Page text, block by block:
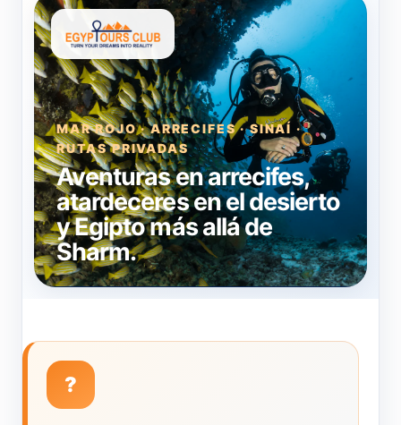
MAR ROJO · ARRECIFES · SINAÍ ·
RUTAS PRIVADAS
Aventuras en arrecifes,
atardeceres en el desierto
y Egipto más allá de
Sharm.
?